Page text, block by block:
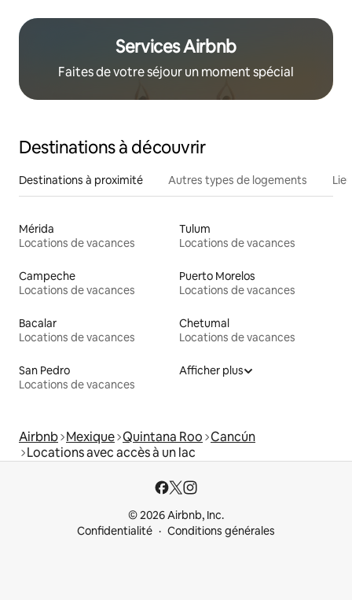
Services Airbnb
Faites de votre séjour un moment spécial
Destinations à découvrir
Destinations à proximité Autres types de logements
Mérida
Locations de vacances
Tulum
Locations de vacances
Campeche
Locations de vacances
Puerto Morelos
Locations de vacances
Bacalar
Locations de vacances
Chetumal
Locations de vacances
San Pedro
Locations de vacances
Afficher plus
Airbnb Mexique Quintana Roo Cancún
Locations avec accès à un lac
© 2026 Airbnb, Inc.
Confidentialité
Conditions générales